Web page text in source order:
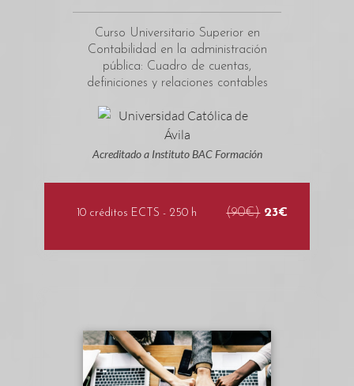
Curso Universitario Superior en
Contabilidad en la administración
pública: Cuadro de cuentas,
definiciones y relaciones contables
Acreditado a Instituto BAC Formación
10 créditos ECTS - 250 h (90€) 23€